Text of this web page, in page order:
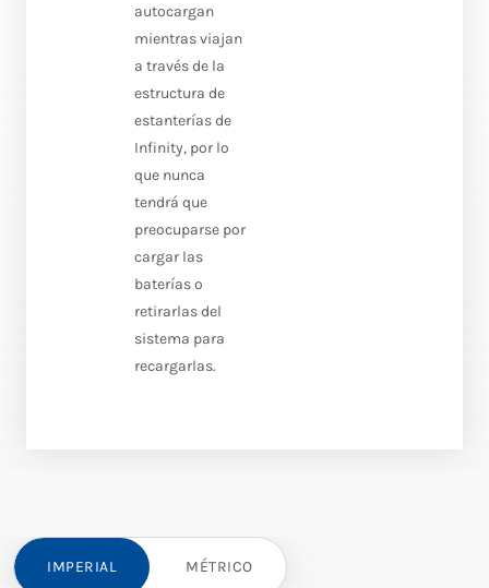
autocargan
mientras viajan
a través de la
estructura de
estanterías de
Infinity, por lo
que nunca
tendrá que
preocuparse por
cargar las
baterías o
retirarlas del
sistema para
recargarlas.
IMPERIAL MÉTRICO